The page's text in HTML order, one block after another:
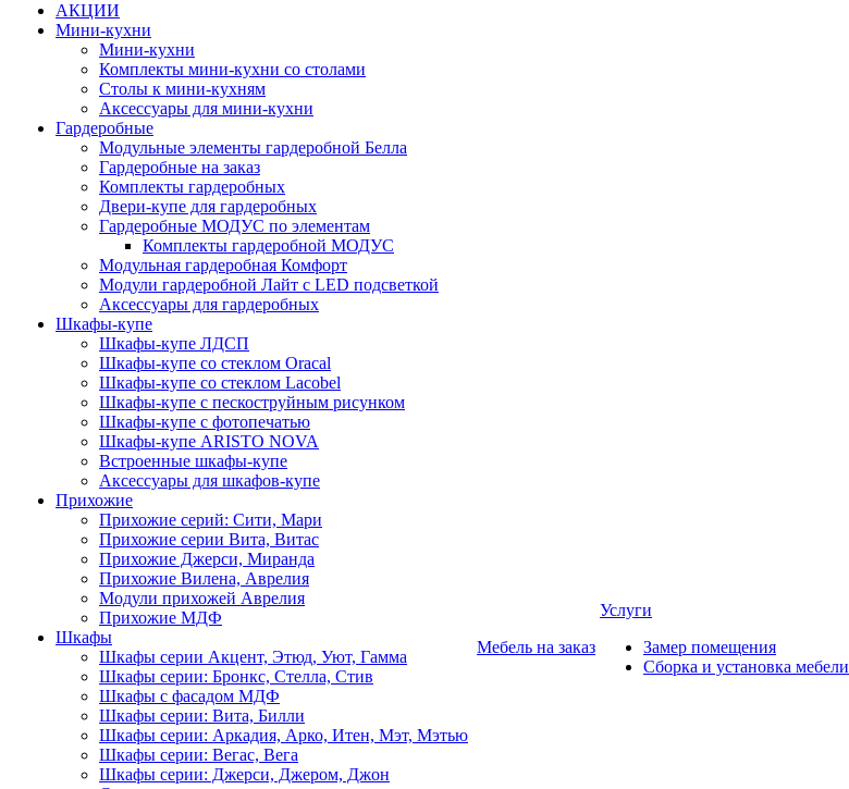
АКЦИИ
Мини-кухни
Мини-кухни
Комплекты мини-кухни со столами
Столы к мини-кухням
Аксессуары для мини-кухни
Гардеробные
Модульные элементы гардеробной Белла
Гардеробные на заказ
Комплекты гардеробных
Двери-купе для гардеробных
Гардеробные МОДУС по элементам
Комплекты гардеробной МОДУС
Модульная гардеробная Комфорт
Модули гардеробной Лайт с LED подсветкой
Аксессуары для гардеробных
Шкафы-купе
Шкафы-купе ЛДСП
Шкафы-купе со стеклом Oracal
Шкафы-купе со стеклом Lacobel
Шкафы-купе с пескоструйным рисунком
Шкафы-купе с фотопечатью
Шкафы-купе ARISTO NOVA
Встроенные шкафы-купе
Аксессуары для шкафов-купе
Прихожие
Прихожие серий: Сити, Мари
Прихожие серии Вита, Витас
Прихожие Джерси, Миранда
Прихожие Вилена, Аврелия
Модули прихожей Аврелия
Прихожие МДФ
Шкафы
Шкафы серии Акцент, Этюд, Уют, Гамма
Шкафы серии: Бронкс, Стелла, Стив
Шкафы с фасадом МДФ
Шкафы серии: Вита, Билли
Шкафы серии: Аркадия, Арко, Итен, Мэт, Мэтью
Шкафы серии: Вегас, Вега
Шкафы серии: Джерси, Джером, Джон
Мебель на заказ
Услуги
Замер помещения
Сборка и установка мебели